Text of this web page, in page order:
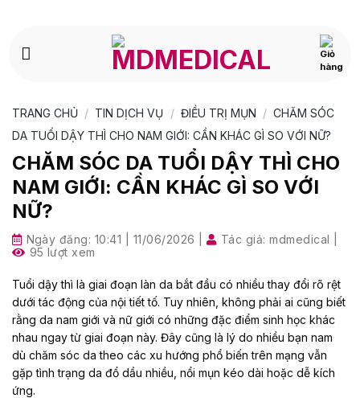
dung
TRANG CHỦ / TIN DỊCH VỤ / ĐIỀU TRỊ MỤN / CHĂM SÓC
DA TUỔI DẬY THÌ CHO NAM GIỚI: CẦN KHÁC GÌ SO VỚI NỮ?
CHĂM SÓC DA TUỔI DẬY THÌ CHO
NAM GIỚI: CẦN KHÁC GÌ SO VỚI
NỮ?
Ngày đăng: 10:41 | 11/06/2026 | Tác giả:mdmedical
95 lượt xem
Tuổi dậy thì là giai đoạn làn da bắt đầu có nhiều thay đổi rõ rệt
dưới tác động của nội tiết tố. Tuy nhiên, không phải ai cũng biết
rằng da nam giới và nữ giới có những đặc điểm sinh học khác
nhau ngay từ giai đoạn này. Đây cũng là lý do nhiều bạn nam
dù chăm sóc da theo các xu hướng phổ biến trên mạng vẫn
gặp tình trạng da đổ dầu nhiều, nổi mụn kéo dài hoặc dễ kích
ứng.